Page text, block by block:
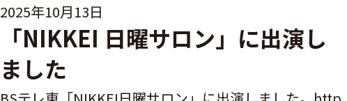
2025年10月13日
「NIKKEI 日曜サロン」に出演し
ました